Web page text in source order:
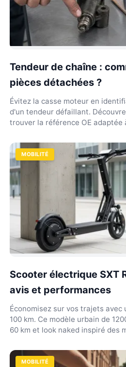
Tendeur de chaîne :
pièces détachées ?
Évitez la casse moteur en
d'un tendeur défaillant.
trouver la référence OE adaptée
MOBILITÉ
Scooter électrique SXT
avis et performances
Économisez sur vos trajets avec
100 km. Ce modèle urbain de
60 km et look naked inspiré des
MOBILITÉ